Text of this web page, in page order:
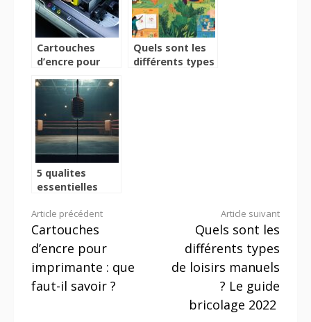
Cartouches
d’encre pour
que faut-il
savoir ?
Quels sont les
différents types
5 qualites
essentielles
de boxe
anglaise
performant
Lire
la
suite
Article précédent
Cartouches
d’encre pour
imprimante : que
faut-il savoir ?
Article suivant
Quels sont les
différents types
de loisirs manuels
? Le guide
bricolage 2022